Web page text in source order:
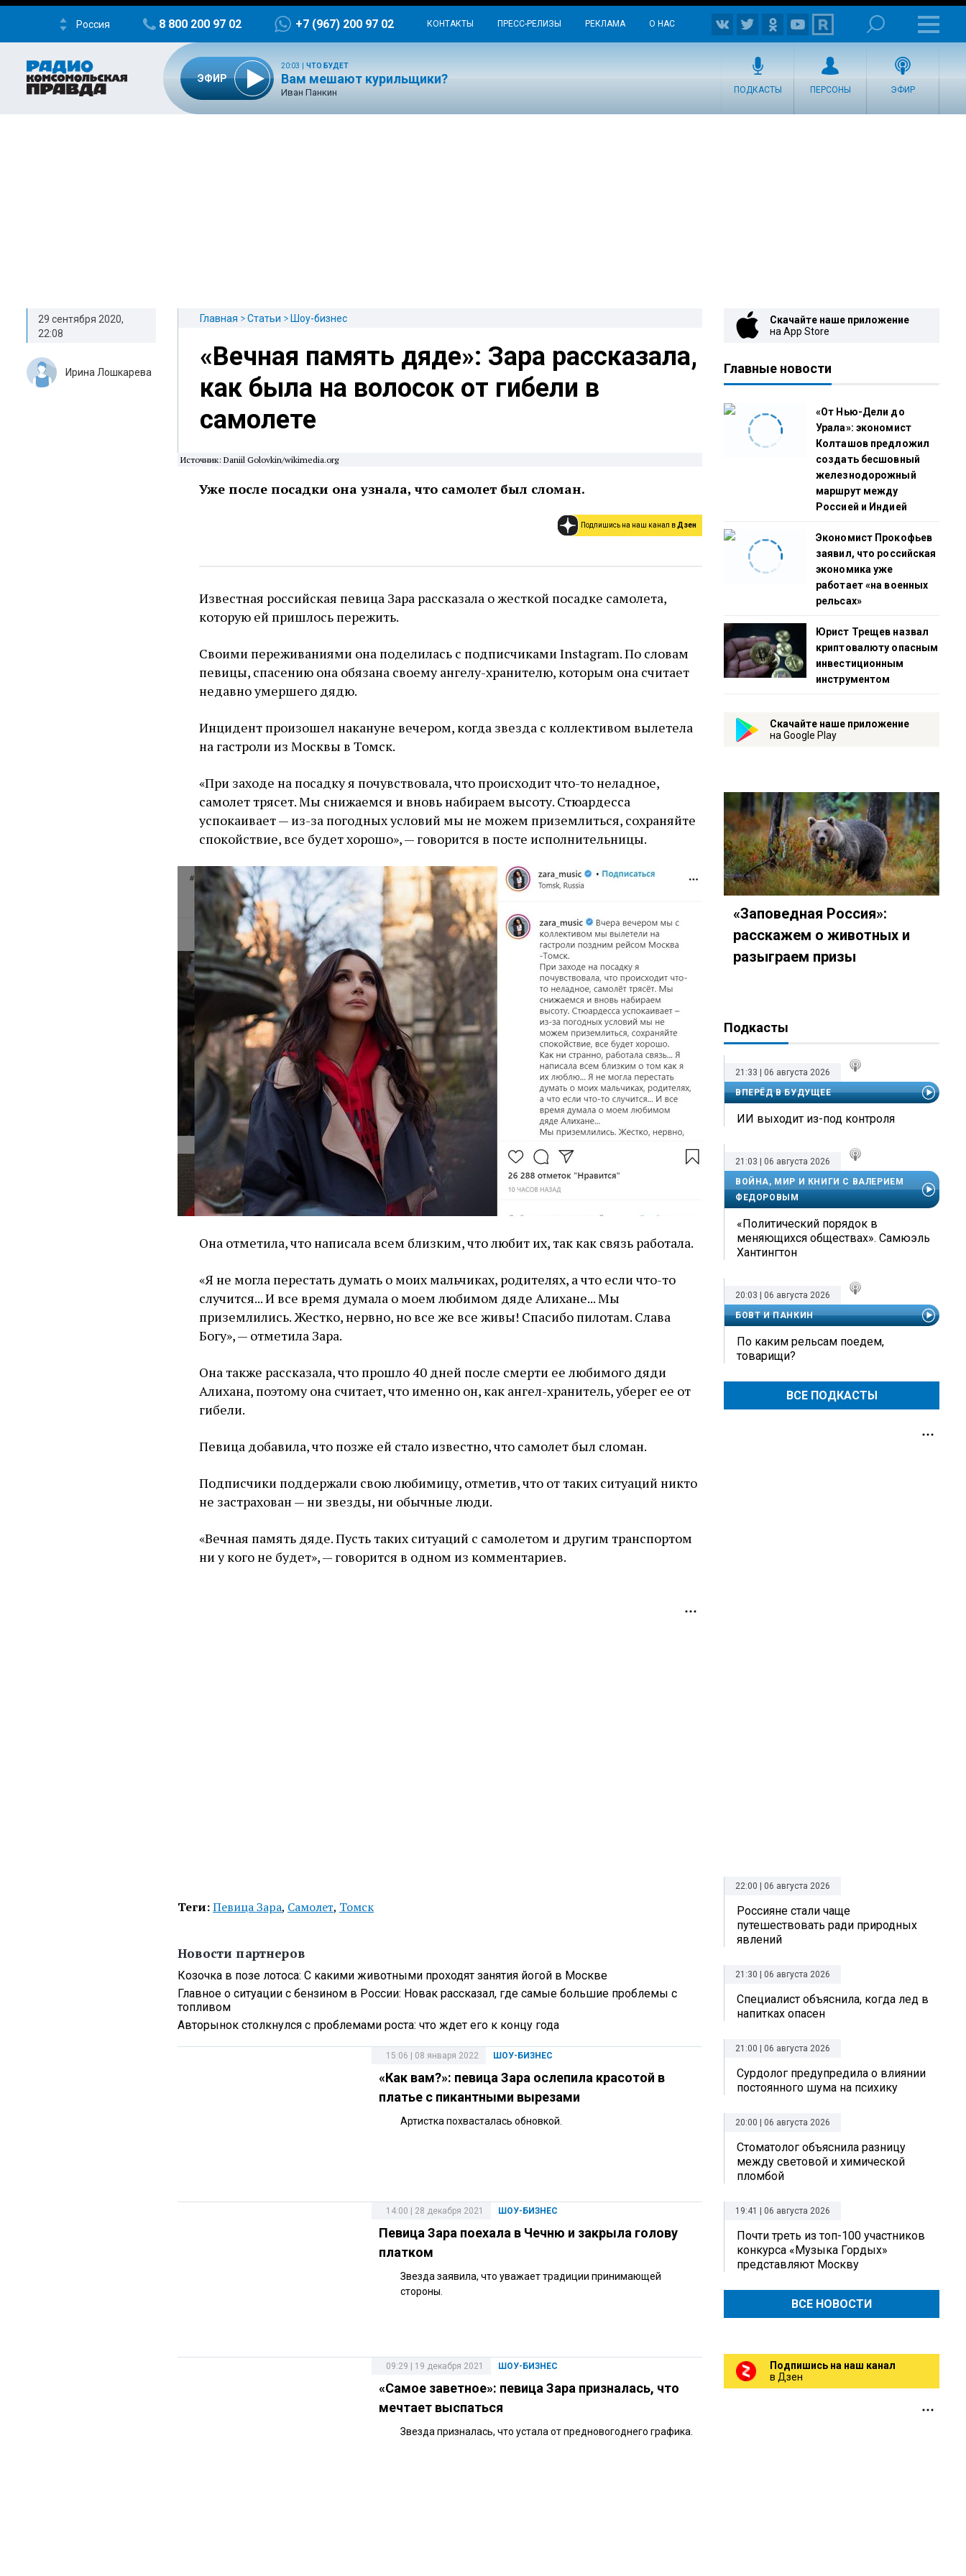
Россия 8 800 200 97 02 +7 (967) 200 97 02 КОНТАКТЫ ПРЕСС-РЕЛИЗЫ РЕКЛАМА О НАС
ЭФИР
20:03 ЧТО БУДЕТ
Вам мешают курильщики?
Иван Панкин ПОДКАСТЫ ПЕРСОНЫ ЭФИР
Главная Статьи Шоу-бизнес
«Вечная память дяде»: Зара рассказала,
как была на волосок от гибели в
самолете
Источник: Daniil Golovkin/wikimedia.org
Уже после посадки она узнала, что самолет был сломан.
Подпишись на наш канал вДзен
Известная российская певица Зара рассказала о жесткой посадке самолета,
которую ей пришлось пережить.
Своими переживаниями она поделилась с подписчиками Instagram. По словам
певицы, спасению она обязана своему ангелу-хранителю, которым она считает
недавно умершего дядю.
Инцидент произошел накануне вечером, когда звезда с коллективом вылетела
на гастроли из Москвы в Томск.
«При заходе на посадку я почувствовала, что происходит что-то неладное,
самолет трясет. Мы снижаемся и вновь набираем высоту. Стюардесса
успокаивает — из-за погодных условий мы не можем приземлиться, сохраняйте
спокойствие, все будет хорошо», — говорится в посте исполнительницы.
Она отметила, что написала всем близким, что любит их, так как связь работала.
«Я не могла перестать думать о моих мальчиках, родителях, а что если что-то
случится... И все время думала о моем любимом дяде Алихане... Мы
приземлились. Жестко, нервно, но все же все живы! Спасибо пилотам. Слава
Богу», — отметила Зара.
Она также рассказала, что прошло 40 дней после смерти ее любимого дяди
Алихана, поэтому она считает, что именно он, как ангел-хранитель, уберег ее от
гибели.
Певица добавила, что позже ей стало известно, что самолет был сломан.
Подписчики поддержали свою любимицу, отметив, что от таких ситуаций никто
не застрахован — ни звезды, ни обычные люди.
«Вечная память дяде. Пусть таких ситуаций с самолетом и другим транспортом
ни у кого не будет», — говорится в одном из комментариев.
29 сентября 2020,
22:08
Ирина Лошкарева
Теги:Певица Зара, Самолет, Томск
Новости партнеров
Козочка в позе лотоса: С какими животными проходят занятия йогой в Москве
Главное о ситуации с бензином в России: Новак рассказал, где самые большие проблемы с
топливом
Авторынок столкнулся с проблемами роста: что ждет его к концу года
ШОУ-БИЗНЕС
15:06 | 08 января 2022
«Как вам?»: певица Зара ослепила красотой в
платье с пикантными вырезами
Артистка похвасталась обновкой.
ШОУ-БИЗНЕС
14:00 | 28 декабря 2021
Певица Зара поехала в Чечню и закрыла голову
платком
Звезда заявила, что уважает традиции принимающей
стороны.
ШОУ-БИЗНЕС
09:29 | 19 декабря 2021
«Самое заветное»: певица Зара призналась, что
мечтает выспаться
Звезда призналась, что устала от предновогоднего графика.
Скачайте наше приложение
на App Store
Главные новости
«От Нью-Дели до
Урала»: экономист
Колташов предложил
создать бесшовный
железнодорожный
маршрут между
Россией и Индией
Экономист Прокофьев
заявил, что российская
экономика уже
работает «на военных
рельсах»
Юрист Трещев назвал
криптовалюту опасным
инвестиционным
инструментом
Скачайте наше приложение
на Google Play
«Заповедная Россия»:
расскажем о животных и
разыграем призы
Подкасты
21:33 | 06 августа 2026
ВПЕРЁД В БУДУЩЕЕ
ИИ выходит из-под контроля
21:03 | 06 августа 2026
ВОЙНА, МИР И КНИГИ С ВАЛЕРИЕМ
ФЕДОРОВЫМ
«Политический порядок в
меняющихся обществах». Самюэль
Хантингтон
20:03 | 06 августа 2026
БОВТ И ПАНКИН
По каким рельсам поедем,
товарищи?
ВСЕ ПОДКАСТЫ
22:00 | 06 августа 2026
Россияне стали чаще
путешествовать ради природных
явлений
21:30 | 06 августа 2026
Специалист объяснила, когда лед в
напитках опасен
21:00 | 06 августа 2026
Сурдолог предупредила о влиянии
постоянного шума на психику
20:00 | 06 августа 2026
Стоматолог объяснила разницу
между световой и химической
пломбой
19:41 | 06 августа 2026
Почти треть из топ-100 участников
конкурса «Музыка Гордых»
представляют Москву
ВСЕ НОВОСТИ
Подпишись на наш канал
в Дзен